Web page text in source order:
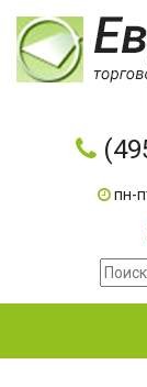
пн-